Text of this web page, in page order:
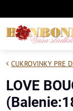
CUKROVINKY PRE
LOVE